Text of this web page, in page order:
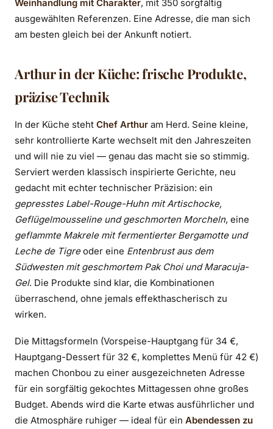
Weinhandlung mit Charakter, mit 350 sorgfältig
ausgewählten Referenzen. Eine Adresse, die man sich
am besten gleich bei der Ankunft notiert.
Arthur in der Küche: frische Produkte,
präzise Technik
In der Küche steht Chef Arthur am Herd. Seine kleine,
sehr kontrollierte Karte wechselt mit den Jahreszeiten
und will nie zu viel — genau das macht sie so stimmig.
Serviert werden klassisch inspirierte Gerichte, neu
gedacht mit echter technischer Präzision: ein
gepresstes Label-Rouge-Huhn mit Artischocke,
Geflügelmousseline und geschmorten Morcheln, eine
geflammte Makrele mit fermentierter Bergamotte und
Leche de Tigreoder eine Entenbrust aus dem
Südwesten mit geschmortem Pak Choi und Maracuja-
Gel. Die Produkte sind klar, die Kombinationen
überraschend, ohne jemals effekthascherisch zu
wirken.
Die Mittagsformeln (Vorspeise-Hauptgang für 34 €,
Hauptgang-Dessert für 32 €, komplettes Menü für 42 €)
machen Chonbou zu einer ausgezeichneten Adresse
für ein sorgfältig gekochtes Mittagessen ohne großes
Budget. Abends wird die Karte etwas ausführlicher und
die Atmosphäre ruhiger — ideal für ein Abendessen zu